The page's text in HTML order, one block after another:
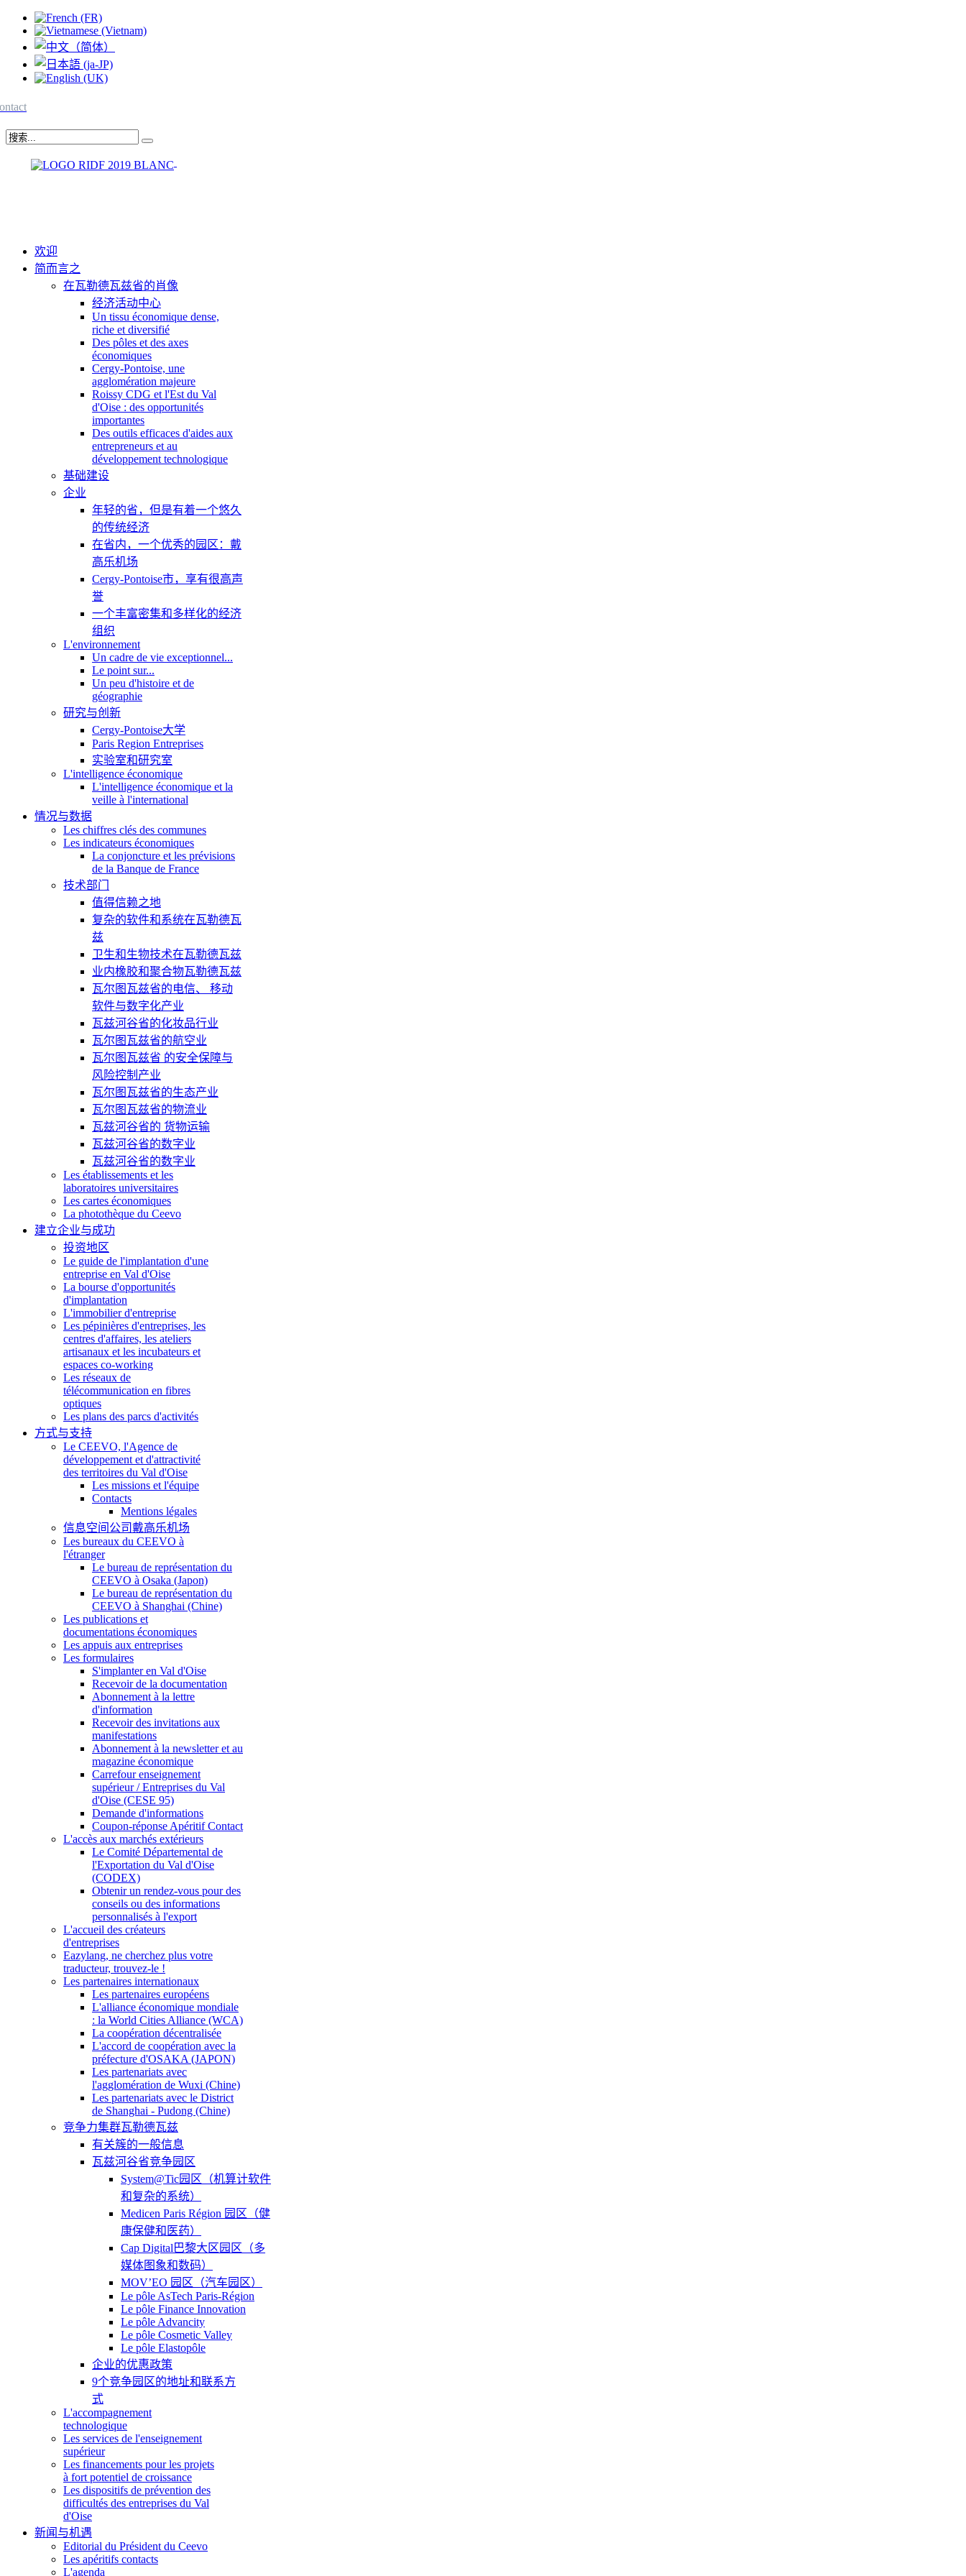
欢迎
简而言之
在瓦勒德瓦兹省的肖像
经济活动中心
Un tissu économique dense,
riche et diversifié
Des pôles et des axes
économiques
Cergy-Pontoise, une
agglomération majeure
Roissy CDG et l'Est du Val
d'Oise : des opportunités
importantes
Des outils efficaces d'aides aux
entrepreneurs et au
développement technologique
基础建设
企业
年轻的省，但是有着一个悠久
的传统经济
在省内，一个优秀的园区：戴
高乐机场
Cergy-Pontoise市，享有很高声
誉
一个丰富密集和多样化的经济
组织
L'environnement
Un cadre de vie exceptionnel...
Le point sur...
Un peu d'histoire et de
géographie
研究与创新
Cergy-Pontoise大学
Paris Region Entreprises
实验室和研究室
L'intelligence économique
L'intelligence économique et la
veille à l'international
情况与数据
Les chiffres clés des communes
Les indicateurs économiques
La conjoncture et les prévisions
de la Banque de France
技术部门
值得信赖之地
复杂的软件和系统在瓦勒德瓦
兹
卫生和生物技术在瓦勒德瓦兹
业内橡胶和聚合物瓦勒德瓦兹
瓦尔图瓦兹省的电信、 移动
软件与数字化产业
瓦兹河谷省的化妆品行业
瓦尔图瓦兹省的航空业
瓦尔图瓦兹省 的安全保障与
风险控制产业
瓦尔图瓦兹省的生态产业
瓦尔图瓦兹省的物流业
瓦兹河谷省的 货物运输
瓦兹河谷省的数字业
瓦兹河谷省的数字业
Les établissements et les
laboratoires universitaires
Les cartes économiques
La photothèque du Ceevo
建立企业与成功
投资地区
Le guide de l'implantation d'une
entreprise en Val d'Oise
La bourse d'opportunités
d'implantation
L'immobilier d'entreprise
Les pépinières d'entreprises, les
centres d'affaires, les ateliers
artisanaux et les incubateurs et
espaces co-working
Les réseaux de
télécommunication en fibres
optiques
Les plans des parcs d'activités
方式与支持
Le CEEVO, l'Agence de
développement et d'attractivité
des territoires du Val d'Oise
Les missions et l'équipe
Contacts
Mentions légales
信息空间公司戴高乐机场
Les bureaux du CEEVO à
l'étranger
Le bureau de représentation du
CEEVO à Osaka (Japon)
Le bureau de représentation du
CEEVO à Shanghai (Chine)
Les publications et
documentations économiques
Les appuis aux entreprises
Les formulaires
S'implanter en Val d'Oise
Recevoir de la documentation
Abonnement à la lettre
d'information
Recevoir des invitations aux
manifestations
Abonnement à la newsletter et au
magazine économique
Carrefour enseignement
supérieur / Entreprises du Val
d'Oise (CESE 95)
Demande d'informations
Coupon-réponse Apéritif Contact
L'accès aux marchés extérieurs
Le Comité Départemental de
l'Exportation du Val d'Oise
(CODEX)
Obtenir un rendez-vous pour des
conseils ou des informations
personnalisés à l'export
L'accueil des créateurs
d'entreprises
Eazylang, ne cherchez plus votre
traducteur, trouvez-le !
Les partenaires internationaux
Les partenaires européens
L'alliance économique mondiale
: la World Cities Alliance (WCA)
La coopération décentralisée
L'accord de coopération avec la
préfecture d'OSAKA (JAPON)
Les partenariats avec
l'agglomération de Wuxi (Chine)
Les partenariats avec le District
de Shanghai - Pudong (Chine)
竞争力集群瓦勒德瓦兹
有关簇的一般信息
瓦兹河谷省竞争园区
System@Tic园区（机算计软件
和复杂的系统）
Medicen Paris Région 园区（健
康保健和医药）
Cap Digital巴黎大区园区（多
媒体图象和数码）
MOV’EO 园区（汽车园区）
Le pôle AsTech Paris-Région
Le pôle Finance Innovation
Le pôle Advancity
Le pôle Cosmetic Valley
Le pôle Elastopôle
企业的优惠政策
9个竞争园区的地址和联系方
式
L'accompagnement
technologique
Les services de l'enseignement
supérieur
Les financements pour les projets
à fort potentiel de croissance
Les dispositifs de prévention des
difficultés des entreprises du Val
d'Oise
新闻与机遇
Editorial du Président du Ceevo
Les apéritifs contacts
L'agenda